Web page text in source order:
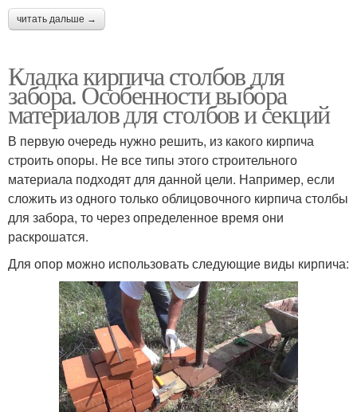
читать дальше →
Кладка кирпича столбов для
забора. Особенности выбора
материалов для столбов и секций
В первую очередь нужно решить, из какого кирпича
строить опоры. Не все типы этого строительного
материала подходят для данной цели. Например, если
сложить из одного только облицовочного кирпича столбы
для забора, то через определенное время они
раскрошатся.
Для опор можно использовать следующие виды кирпича: